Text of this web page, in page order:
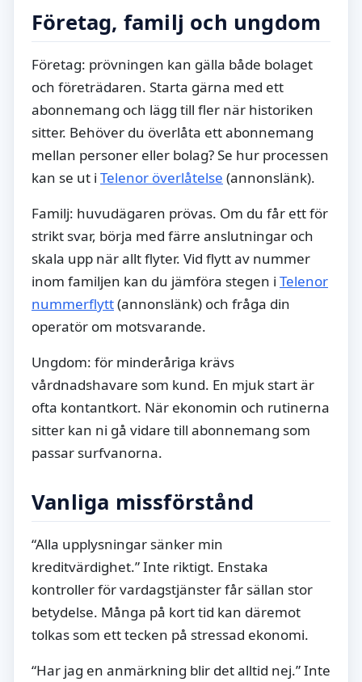
Företag, familj och ungdom
Företag: prövningen kan gälla både bolaget
och företrädaren. Starta gärna med ett
abonnemang och lägg till fler när historiken
sitter. Behöver du överlåta ett abonnemang
mellan personer eller bolag? Se hur processen
kan se ut i Telenor överlåtelse (annonslänk).
Familj: huvudägaren prövas. Om du får ett för
strikt svar, börja med färre anslutningar och
skala upp när allt flyter. Vid flytt av nummer
inom familjen kan du jämföra stegen i Telenor
nummerflytt(annonslänk) och fråga din
operatör om motsvarande.
Ungdom: för minderåriga krävs
vårdnadshavare som kund. En mjuk start är
ofta kontantkort. När ekonomin och rutinerna
sitter kan ni gå vidare till abonnemang som
passar surfvanorna.
Vanliga missförstånd
“Alla upplysningar sänker min
kreditvärdighet.” Inte riktigt. Enstaka
kontroller för vardagstjänster får sällan stor
betydelse. Många på kort tid kan däremot
tolkas som ett tecken på stressad ekonomi.
“Har jag en anmärkning blir det alltid nej.” Inte